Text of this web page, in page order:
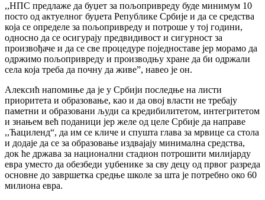
,,НПС предлаже да буџет за пољопривреду буде минимум 10
посто од актуелног буџета Републике Србије и да се средства
која се определе за пољопривреду и потроше у тој години,
односно да се осигурају предвидивост и сигурност за
произвођаче и да се све процедуре поједноставе јер морамо да
одржимо пољопривреду и производњу хране да би одржали
села која треба да почну да живе”, навео је он.
Алексић напомиње да је у Србији последње на листи
приоритета и образовање, као и да овој власти не требају
паметни и образовани људи са кредибилитетом, интегритетом
и знањем већ поданици јер желе од целе Србије да направе
,,Ћациленд“, да им се кличе и спушта глава за мрвице са стола
и додаје да се за образовање издвајају минимална средства,
док ће држава за национални стадион потрошити милијарду
евра уместо да обезбеди уџбенике за сву децу од првог разреда
основне до завршетка средње школе за шта је потребно око 60
милиона евра.